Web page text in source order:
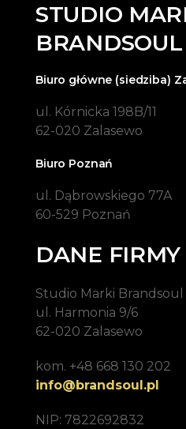
STUDIO
BRANDSOUL
Biuro główne (siedziba)
ul. Kórnicka 198B/11
62-020 Zalasewo
Biuro Poznań
ul. Dąbrowskiego 77A
60-529 Poznań
DANE FIRMY
Studio Marki Brandsoul
ul. Harmonia 9/6
62-020 Zalasewo
kom. +48 668 130 202
info@brandsoul.pl
NIP: 7822692832